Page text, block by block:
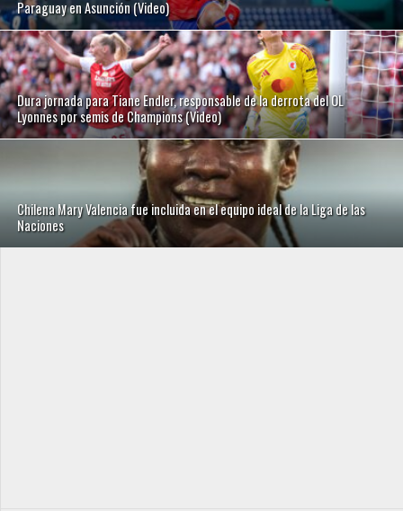
Paraguay en Asunción (Video)
Dura jornada para Tiane Endler, responsable de la derrota del OL
Lyonnes por semis de Champions (Video)
Chilena Mary Valencia fue incluida en el equipo ideal de la Liga de las
Naciones